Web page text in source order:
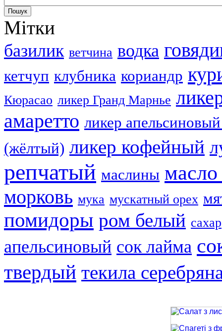
Мітки
базилик ветчина водка
кетчуп клубника кориандр
Кюрасао ликер Гранд Марнье
амаретто ликер
(жёлтый) ликер кофейный
репчатый маслины масло
морковь мука мускатный орех
помидоры ром белый сахар
апельсиновый сок лайма
твердый текила